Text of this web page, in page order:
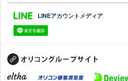
LINEアカウントメディア